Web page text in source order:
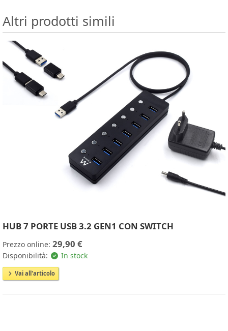
Altri prodotti simili
HUB 7 PORTE USB 3.2 GEN1 CON SWITCH
Prezzo online: 29,90 €
Disponibilità: In stock
Vai all'articolo